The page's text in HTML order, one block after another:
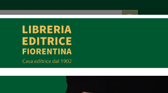
COLLABORAZIONI